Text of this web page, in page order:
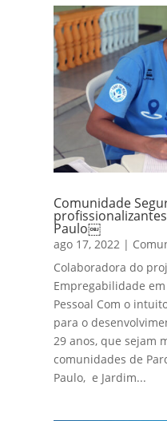
Comunidade
Paulo￼
ago 17, 2022 |
Colaboradora do
Empregabilidade
Pessoal Com o
para o
29 anos, que sejam
comunidades de
Paulo, e Jardim...